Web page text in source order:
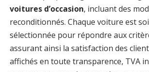
voitures d’occasion, incluant des
reconditionnés. Chaque voiture est
sélectionnée pour répondre aux
assurant ainsi la satisfaction des
affichés en toute transparence, TVA